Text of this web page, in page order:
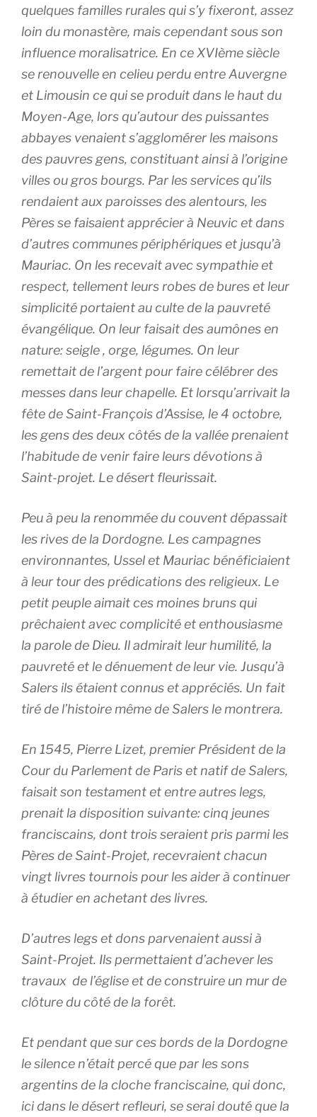
quelques familles rurales qui s’y fixeront, assez
loin du monastère, mais cependant sous son
influence moralisatrice. En ce XVIème siècle
se renouvelle en celieu perdu entre Auvergne
et Limousin ce qui se produit dans le haut du
Moyen-Age, lors qu’autour des puissantes
abbayes venaient s’agglomérer les maisons
des pauvres gens, constituant ainsi à l’origine
villes ou gros bourgs. Par les services qu’ils
rendaient aux paroisses des alentours, les
Pères se faisaient apprécier à Neuvic et dans
d’autres communes périphériques et jusqu’à
Mauriac. On les recevait avec sympathie et
respect, tellement leurs robes de bures et leur
simplicité portaient au culte de la pauvreté
évangélique. On leur faisait des aumônes en
nature: seigle , orge, légumes. On leur
remettait de l’argent pour faire célébrer des
messes dans leur chapelle. Et lorsqu’arrivait la
fête de Saint-François d’Assise, le 4 octobre,
les gens des deux côtés de la vallée prenaient
l’habitude de venir faire leurs dévotions à
Saint-projet. Le désert fleurissait.
Peu à peu la renommée du couvent dépassait
les rives de la Dordogne. Les campagnes
environnantes, Ussel et Mauriac bénéficiaient
à leur tour des prédications des religieux. Le
petit peuple aimait ces moines bruns qui
prêchaient avec complicité et enthousiasme
la parole de Dieu. Il admirait leur humilité, la
pauvreté et le dénuement de leur vie. Jusqu’à
Salers ils étaient connus et appréciés. Un fait
tiré de l’histoire même de Salers le montrera.
En 1545, Pierre Lizet, premier Président de la
Cour du Parlement de Paris et natif de Salers,
faisait son testament et entre autres legs,
prenait la disposition suivante: cinq jeunes
franciscains, dont trois seraient pris parmi les
Pères de Saint-Projet, recevraient chacun
vingt livres tournois pour les aider à continuer
à étudier en achetant des livres.
D’autres legs et dons parvenaient aussi à
Saint-Projet. Ils permettaient d’achever les
travaux de l’église et de construire un mur de
clôture du côté de la forêt.
Et pendant que sur ces bords de la Dordogne
le silence n’était percé que par les sons
argentins de la cloche franciscaine, qui donc,
ici dans le désert refleuri, se serai douté que la